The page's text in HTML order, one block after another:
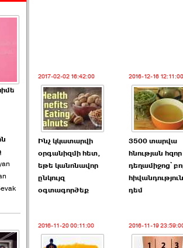
2017-02-02 16:42:00
Ինչ կկատարվի
օրգանիզմի հետ,
եթե կանոնավոր
ընկույզ
օգտագործեք
2016-12-16 12:11:00
3500 տարվա
հնության հզոր
դեղամիջոց՝
դեմ
2016-11-20 00:11:00 2016-11-19